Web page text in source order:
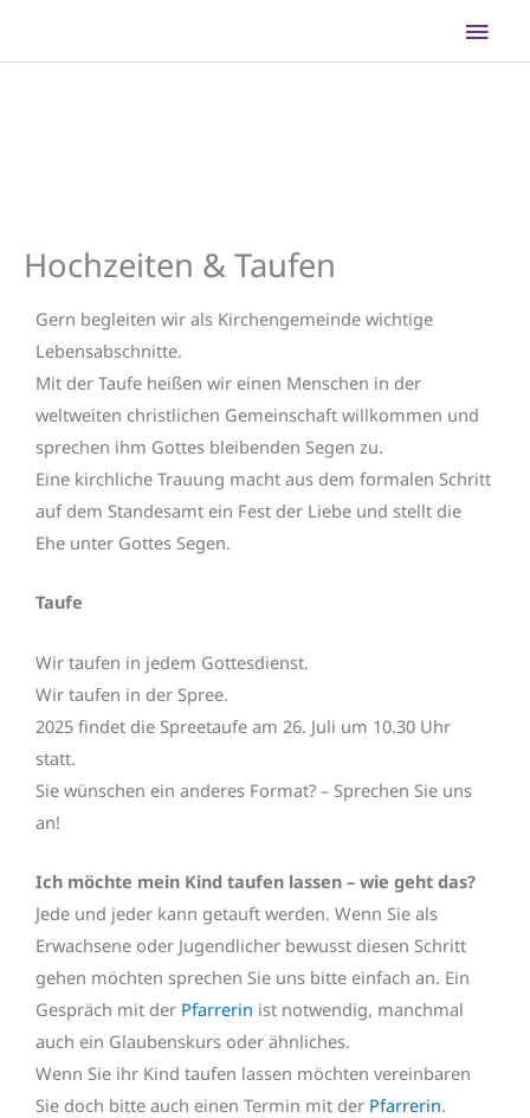
Hochzeiten & Taufen
Gern begleiten wir als Kirchengemeinde wichtige
Lebensabschnitte.
Mit der Taufe heißen wir einen Menschen in der
weltweiten christlichen Gemeinschaft willkommen und
sprechen ihm Gottes bleibenden Segen zu.
Eine kirchliche Trauung macht aus dem formalen Schritt
auf dem Standesamt ein Fest der Liebe und stellt die
Ehe unter Gottes Segen.
Taufe
Wir taufen in jedem Gottesdienst.
Wir taufen in der Spree.
2025 findet die Spreetaufe am 26. Juli um 10.30 Uhr
statt.
Sie wünschen ein anderes Format? – Sprechen Sie uns
an!
Ich möchte mein Kind taufen lassen – wie geht das?
Jede und jeder kann getauft werden. Wenn Sie als
Erwachsene oder Jugendlicher bewusst diesen Schritt
gehen möchten sprechen Sie uns bitte einfach an. Ein
Gespräch mit der Pfarrerin ist notwendig, manchmal
auch ein Glaubenskurs oder ähnliches.
Wenn Sie ihr Kind taufen lassen möchten vereinbaren
Sie doch bitte auch einen Termin mit der Pfarrerin.